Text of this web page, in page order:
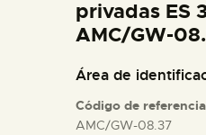
ESPAÑOL
ACTIVIDADES
privadas ES
AMC/GW-
Área de
Código de referencia
AMC/GW-08.37